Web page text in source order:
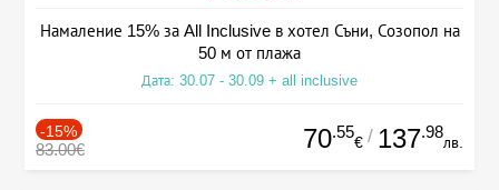
Намаление 15% за All Inclusive в хотел Съни, Созопол на
50 м от плажа
Дата: 30.07 - 30.09 + all inclusive
-15%
83.00€ 70.55
€ / 137.98
лв.